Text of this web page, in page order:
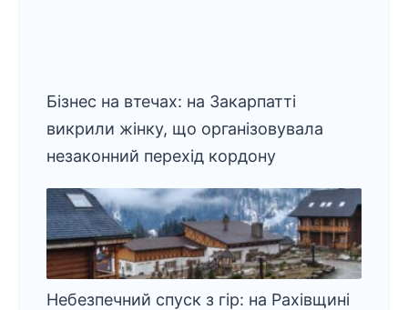
Бізнес на втечах: на Закарпатті
викрили жінку, що організовувала
незаконний перехід кордону
Небезпечний спуск з гір: на Рахівщині